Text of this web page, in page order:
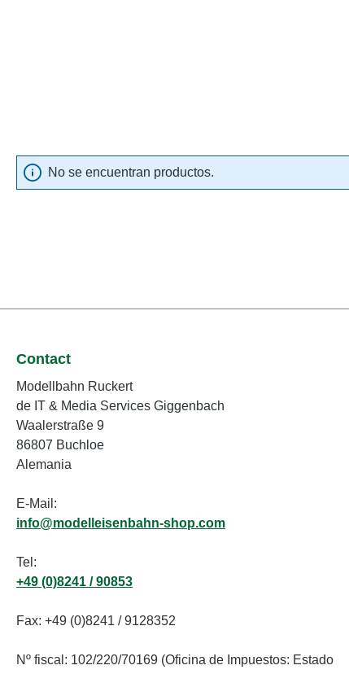
No se encuentran productos.
Contact
Modellbahn Ruckert
de IT & Media Services Giggenbach
Waalerstraße 9
86807 Buchloe
Alemania
E-Mail:
info@modelleisenbahn-shop.com
Tel:
+49 (0)8241 / 90853
Fax: +49 (0)8241 / 9128352
Nº fiscal: 102/220/70169 (Oficina de Impuestos: Estado